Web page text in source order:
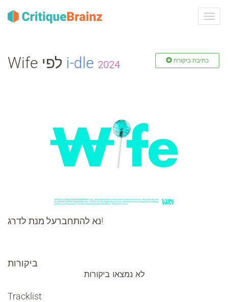
ברר
ניווט
i‐dle 2024 כתיבת ביקורת
נא להתחברעל מנת לדרג!
ביקורות
לא נמצאו ביקורות
Tracklist